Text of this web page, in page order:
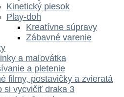
Kinetický piesok
Play-doh
Kreatívne súpravy
Zábavné varenie
a maľovátka
a pletenie
filmy, postavičky a zvieratá
si vycvičiť draka 3